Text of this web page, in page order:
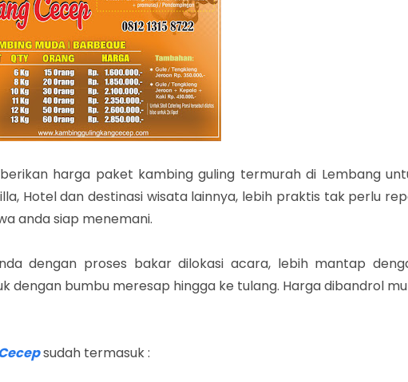
harga paket kambing guling termurah di Lembang
Hotel dan destinasi wisata lainnya, lebih praktis tak perlu
anda siap menemani.
dengan proses bakar dilokasi acara, lebih mantap
dengan bumbu meresap hingga ke tulang. Harga dibandrol
sudah termasuk :